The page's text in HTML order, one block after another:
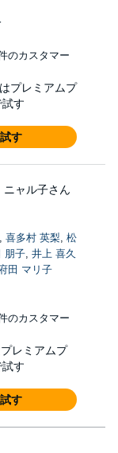
のカスタマー
プレミアムプ
す
す
ニャル子さん
喜多村 英梨, 松
朋子, 井上 喜久
田 マリ子
のカスタマー
レミアムプ
す
す